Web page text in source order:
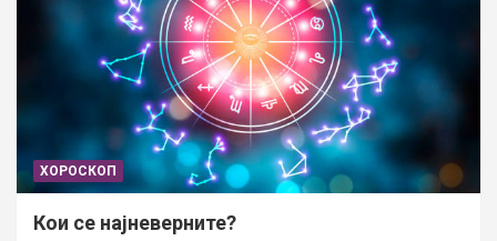
ХОРОСКОП
Кои се најневерните?